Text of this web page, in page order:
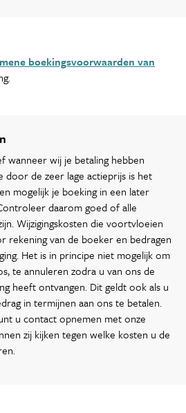
boekingsvoorwaarden van
wanneer wij je betaling hebben
door de zeer lage actieprijs is het
mogelijk je boeking in een later
daarom goed of alle
Wijzigingskosten die voortvloeien
rekening van de boeker en bedragen
Het is in principe niet mogelijk om
te annuleren zodra u van ons de
heeft ontvangen. Dit geldt ook als u
in termijnen aan ons te betalen.
u contact opnemen met onze
zij kijken tegen welke kosten u de